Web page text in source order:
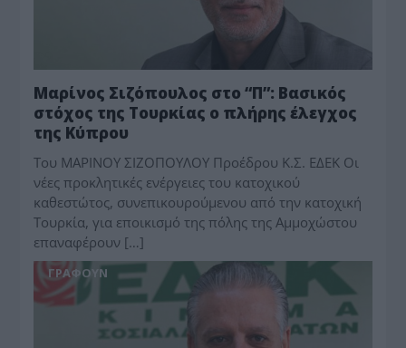
Μαρίνος Σιζόπουλος στο “Π”: Βασικός
στόχος της Τουρκίας ο πλήρης έλεγχος
της Κύπρου
Του ΜΑΡΙΝΟΥ ΣΙΖΟΠΟΥΛΟΥ Προέδρου Κ.Σ. ΕΔΕΚ Οι
νέες προκλητικές ενέργειες του κατοχικού
καθεστώτος, συνεπικουρούμενου από την κατοχική
Τουρκία, για εποικισμό της πόλης της Αμμοχώστου
επαναφέρουν […]
ΓΡΆΦΟΥΝ